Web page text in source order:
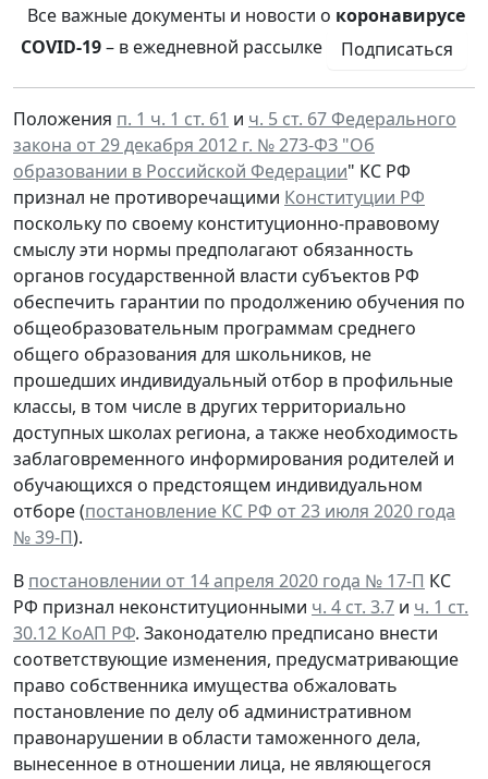
Все важные документы и новости о коронавирусе
COVID-19– в ежедневной рассылке Подписаться
Положения п. 1 ч. 1 ст. 61 и ч. 5 ст. 67 Федерального
закона от 29 декабря 2012 г. № 273-ФЗ "Об
образовании в Российской Федерации" КС РФ
признал не противоречащими Конституции РФ
поскольку по своему конституционно-правовому
смыслу эти нормы предполагают обязанность
органов государственной власти субъектов РФ
обеспечить гарантии по продолжению обучения по
общеобразовательным программам среднего
общего образования для школьников, не
прошедших индивидуальный отбор в профильные
классы, в том числе в других территориально
доступных школах региона, а также необходимость
заблаговременного информирования родителей и
обучающихся о предстоящем индивидуальном
отборе (постановление КС РФ от 23 июля 2020 года
№ 39-П).
В постановлении от 14 апреля 2020 года № 17-П КС
РФ признал неконституционными ч. 4 ст. 3.7 и ч. 1 ст.
30.12 КоАП РФ. Законодателю предписано внести
соответствующие изменения, предусматривающие
право собственника имущества обжаловать
постановление по делу об административном
правонарушении в области таможенного дела,
вынесенное в отношении лица, не являющегося